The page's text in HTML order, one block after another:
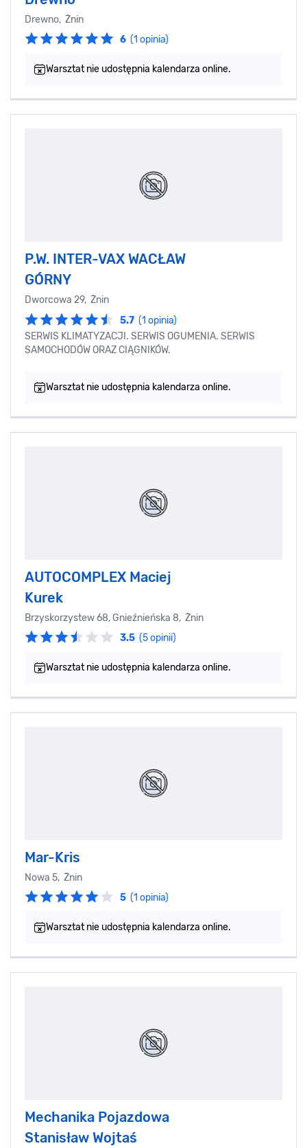
Drewno, Żnin
6 (1 opinia)
Warsztat nie udostępnia kalendarza online.
P.W. INTER-VAX WACŁAW
GÓRNY
Dworcowa 29, Żnin
5.7 (1 opinia)
SERWIS KLIMATYZACJI. SERWIS OGUMENIA. SERWIS
SAMOCHODÓW ORAZ CIĄGNIKÓW.
Warsztat nie udostępnia kalendarza online.
AUTOCOMPLEX Maciej
Kurek
Brzyskorzystew 68, Gnieźnieńska 8, Żnin
3.5 (5 opinii)
Warsztat nie udostępnia kalendarza online.
Mar-Kris
Nowa 5, Żnin
5 (1 opinia)
Warsztat nie udostępnia kalendarza online.
Mechanika Pojazdowa
Stanisław Wojtaś